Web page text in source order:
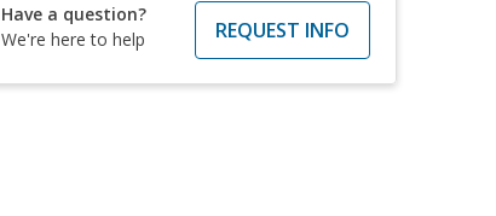
Have a question?
We're here to help
REQUEST INFO